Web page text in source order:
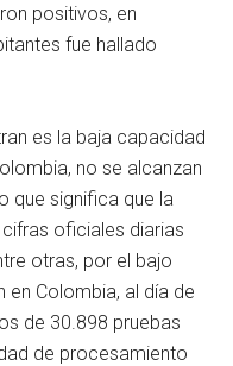
positivos, en
fue hallado
es la baja capacidad
no se alcanzan
que significa que la
oficiales diarias
otras, por el bajo
en Colombia, al día de
de 30.898 pruebas
de procesamiento